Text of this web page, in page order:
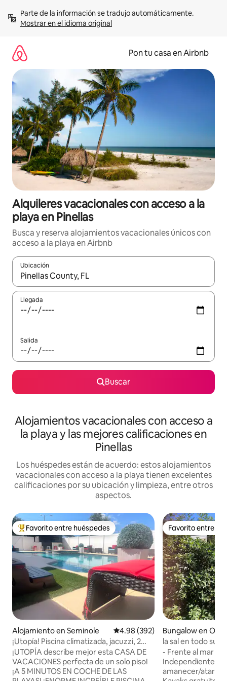
contenidoMostrar en el idioma original
Pon tu casa en Airbnb
Alquileres vacacionales con acceso a la
playa en Pinellas
Busca y reserva alojamientos vacacionales únicos con
acceso a la playa en Airbnb
Ubicación
Cuando los resultados estén disponibles, navega con las
Llegada
Salida
Buscar
Alojamientos vacacionales con acceso a
la playa y las mejores calificaciones en
Pinellas
Los huéspedes están de acuerdo: estos alojamientos
vacacionales con acceso a la playa tienen excelentes
calificaciones por su ubicación y limpieza, entre otros
aspectos.
Favorito entre huéspedes preferido
Favorito entre huéspedes
Alojamiento en Seminole Calificación promedio: 4.98 de
4.98 (392)
¡Utopía! Piscina climatizada, jacuzzi, 2
camas KING, a 5 min del mar
¡UTOPÍA describe mejor esta CASA DE
VACACIONES perfecta de un solo piso!
¡A 5 MINUTOS EN COCHE DE LAS
Favorito entre
Favorito entre
Bungalow en
la sal en todo su
- Frente al mar
Independiente. -
amanecer/